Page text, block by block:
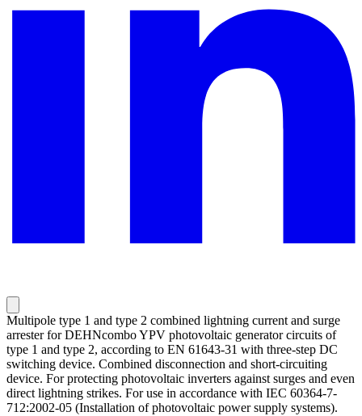
Multipole type 1 and type 2 combined lightning current and surge
arrester for DEHNcombo YPV photovoltaic generator circuits of
type 1 and type 2, according to EN 61643-31 with three-step DC
switching device. Combined disconnection and short-circuiting
device. For protecting photovoltaic inverters against surges and even
direct lightning strikes. For use in accordance with IEC 60364-7-
712:2002-05 (Installation of photovoltaic power supply systems).